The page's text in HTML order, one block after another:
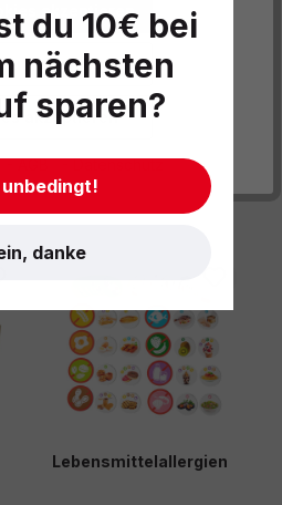
Lebensmittelallergien
akzeptieren
akzeptieren
- AGB - Datenschutz
du 10€ bei
nächsten
sparen?
danke